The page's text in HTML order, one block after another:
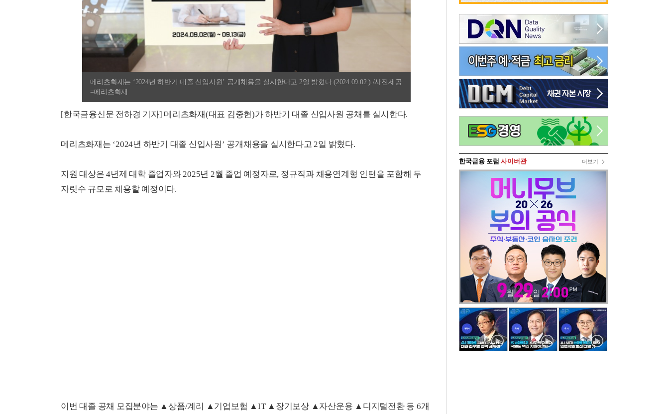
메리츠화재는 ‘2024년 하반기 대졸 신입사원’ 공개채용을 실시한다고 2일 밝혔다.(2024.09.02.)./사진제공
=메리츠화재
[한국금융신문 전하경 기자] 메리츠화재(대표 김중현)가 하반기 대졸 신입사원 공채를 실시한다.
메리츠화재는 ‘2024년 하반기 대졸 신입사원’ 공개채용을 실시한다고 2일 밝혔다.
지원 대상은 4년제 대학 졸업자와 2025년 2월 졸업 예정자로, 정규직과 채용연계형 인턴을 포함해 두
자릿수 규모로 채용할 예정이다.
이번 대졸 공채 모집분야는 ▲상품/계리 ▲기업보험 ▲IT ▲장기보상 ▲자산운용 ▲디지털전환 등 6개
한국금융 포럼 사이버관 더보기